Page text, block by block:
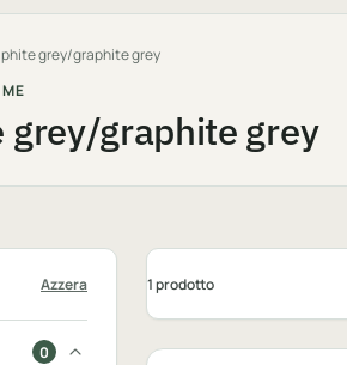
grey/graphite grey
grey/graphite grey
Azzera
0
1 prodotto
Personalizzabile